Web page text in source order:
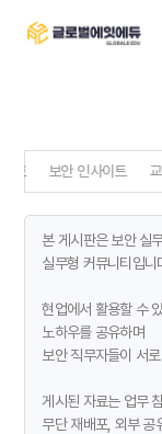
호 보안 인사이트
본 게시판은 보안 실
실무형 커뮤니티입니
현업에서 활용할 수
노하우를 공유하며
보안 직무자들이 서
게시된 자료는 업무
무단 재배포, 외부 공